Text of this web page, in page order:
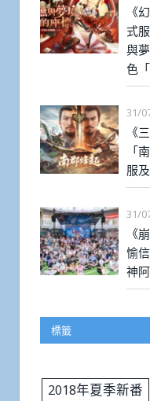
《
式
與
色
31/
《
「
服
31/
《
愉
神
標籤
2018年夏季新番